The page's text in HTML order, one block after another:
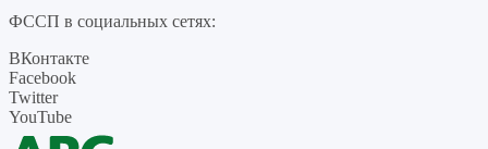
ФССП в социальных сетях:
ВКонтакте
Facebook
Twitter
YouTube